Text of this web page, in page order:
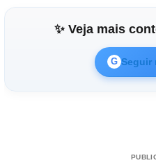
✨ Veja mais
G Seguir